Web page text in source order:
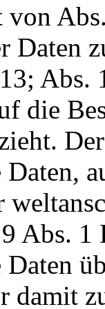
Daten
Abs.
die
Daten,
Abs. 1
Daten
damit